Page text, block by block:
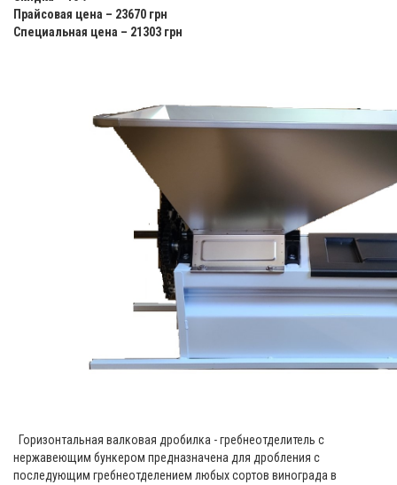
Прайсовая цена – 23670 грн
Специальная цена – 21303 грн
Горизонтальная валковая дробилка - гребнеотделитель с
нержавеющим бункером предназначена для дробления с
последующим гребнеотделением любых сортов винограда в